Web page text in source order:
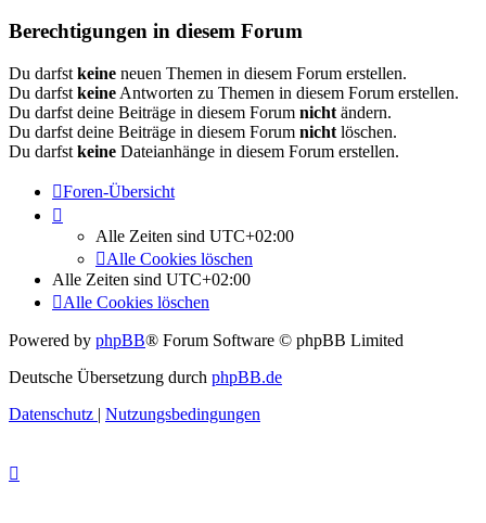
Berechtigungen in diesem Forum
Du darfst keine neuen Themen in diesem Forum erstellen.
Du darfst keine Antworten zu Themen in diesem Forum erstellen.
Du darfst deine Beiträge in diesem Forum nicht ändern.
Du darfst deine Beiträge in diesem Forum nicht löschen.
Du darfst keine Dateianhänge in diesem Forum erstellen.
Foren-Übersicht
Alle Zeiten sind UTC+02:00
Alle Cookies löschen
Alle Zeiten sind UTC+02:00
Alle Cookies löschen
Powered by phpBB® Forum Software © phpBB Limited
Deutsche Übersetzung durch phpBB.de
Datenschutz | Nutzungsbedingungen